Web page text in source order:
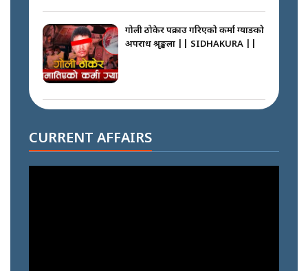
गोली ठोकेर पक्राउ गरिएको कर्मा ग्याङको
अपराध श्रृङ्खला || SIDHAKURA ||
सल्किएको आगो निभाउनेहरू ||
CURRENT AFFAIRS